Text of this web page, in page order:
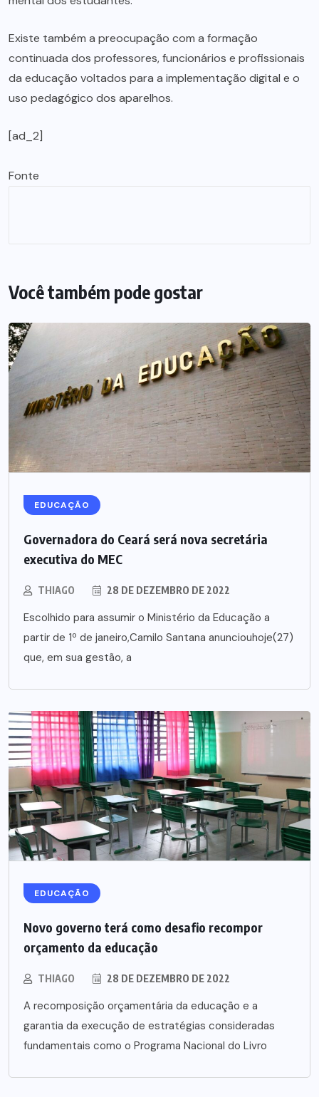
Existe também a preocupação com a formação
continuada dos professores, funcionários e profissionais
da educação voltados para a implementação digital e o
uso pedagógico dos aparelhos.
[ad_2]
Fonte
Você também pode gostar
EDUCAÇÃO
Governadora do Ceará será nova secretária
executiva do MEC
THIAGO 28 DE DEZEMBRO DE 2022
Escolhido para assumir o Ministério da Educação a
partir de 1º de janeiro,Camilo Santana anunciouhoje(27)
que, em sua gestão, a
EDUCAÇÃO
Novo governo terá como desafio recompor
orçamento da educação
THIAGO 28 DE DEZEMBRO DE 2022
A recomposição orçamentária da educação e a
garantia da execução de estratégias consideradas
fundamentais como o Programa Nacional do Livro